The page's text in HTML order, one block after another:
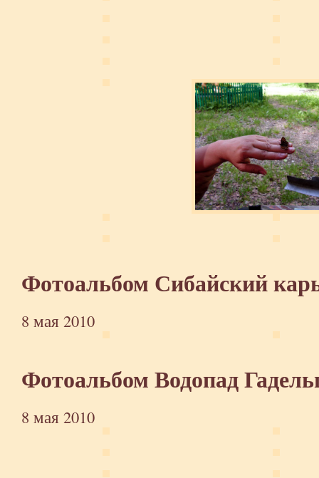
Фотоальбом Сибайский
8 мая 2010
Фотоальбом Водопад
8 мая 2010